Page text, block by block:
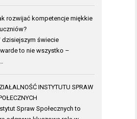
rozwijać kompetencje miękkie
dzisiejszym świecie
to nie wszystko –
INSTYTUTU SPRAW
Spraw Społecznych to